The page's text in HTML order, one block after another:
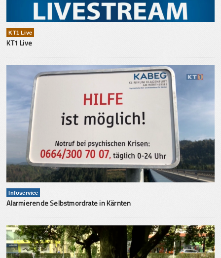
KT1 Live
KT1 Live
Infoservice
Alarmierende Selbstmordrate in Kärnten